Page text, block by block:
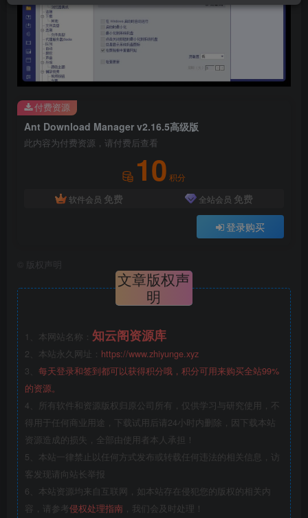
Ant Download Manager v2.16.5高级版
此内容为付费资源，请付费后查看
10 积分
软件会员 免费 全站会员 免费
登录购买
付费资源
版权声明
文章版权声
明
1、本网站名称： 知云阁资源库
2、本站永久网址： https://www.zhiyunge.xyz
3、 每天登录和签到都可以获得积分哦，积分可用来购买全站99%
的资源。
4、所有软件和资源版权归原公司所有，仅供学习与研究使用，不
得用于任何商业用途，下载试用后请24小时内删除，因下载本站
资源造成的损失，全部由使用者本人承担！
5、本站一律禁止以任何方式发布或转载任何违法的相关信息，访
客发现请向站长举报
6、本站资源均来自互联网，如本站存在侵犯您的版权的相关内
容，请参考侵权处理指南 ，我们会及时处理！